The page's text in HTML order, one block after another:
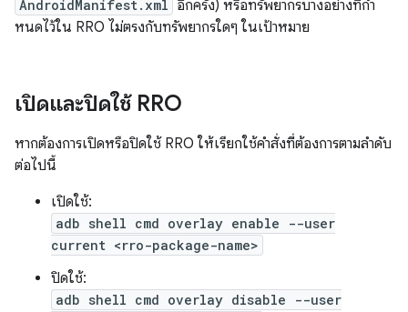
AndroidManifest.xml อีกครั้ง) หรือทรัพยากรบางอย่างที่กํา
หนดไว้ใน RRO ไม่ตรงกับทรัพยากรใดๆ ในเป้าหมาย
เปิดและปิดใช้ RRO
หากต้องการเปิดหรือปิดใช้ RRO ให้เรียกใช้คําสั่งที่ต้องการตามลําดับ
ต่อไปนี้
เปิดใช้:
adb shell cmd overlay enable --user
current <rro-package-name>
ปิดใช้:
adb shell cmd overlay disable --user